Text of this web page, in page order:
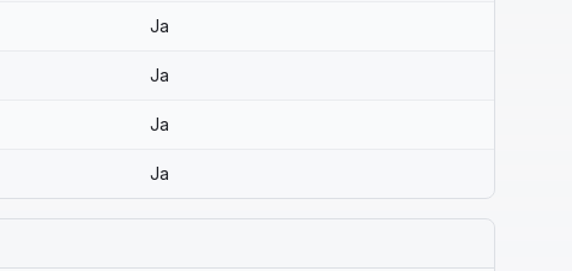
Ja
Ja
Ja
Ja